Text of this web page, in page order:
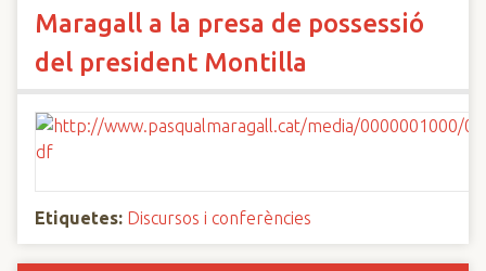
Maragall a la presa de possessió
del president Montilla
Etiquetes: Discursos i conferències